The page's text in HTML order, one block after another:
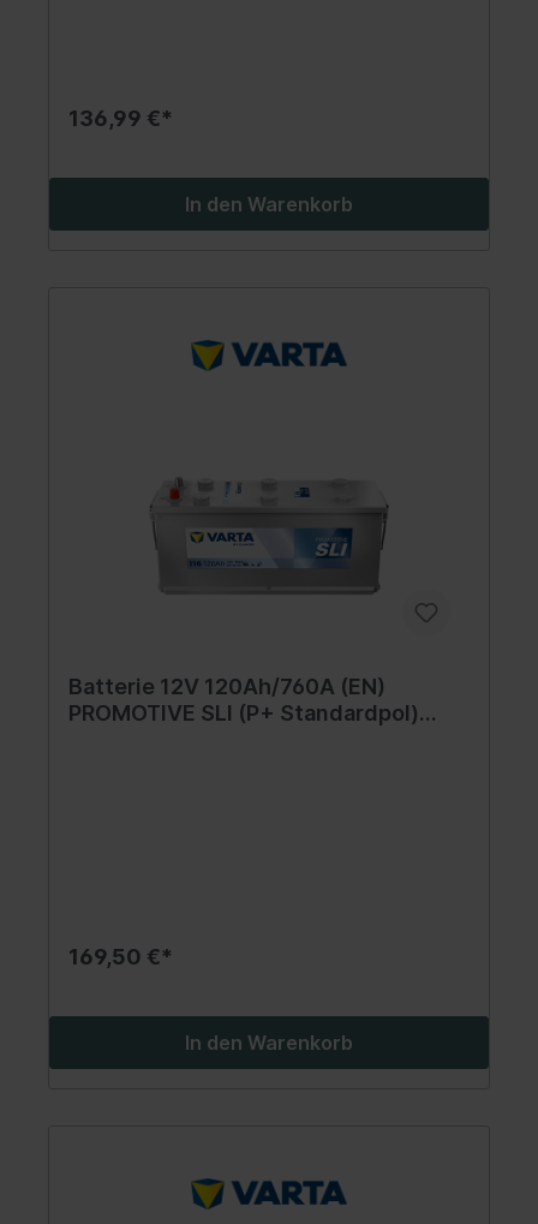
136,99 €*
In den Warenkorb
Batterie 12V 120Ah/760A (EN)
PROMOTIVE SLI (P+ Standardpol)
169,50 €*
In den Warenkorb